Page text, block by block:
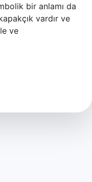
bir anlamı da
vardır ve
ve